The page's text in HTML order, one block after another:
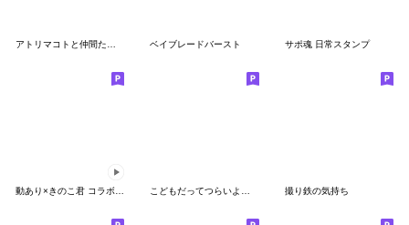
ベイブレードバースト サポ魂 日常スタンプ
動あり×きのこ君 コラボスタンプ こどもだってつらいよ シールコレクション 撮り鉄の気持ち